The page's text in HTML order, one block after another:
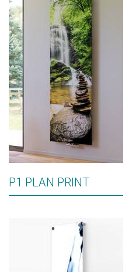
P1 PLAN PRINT